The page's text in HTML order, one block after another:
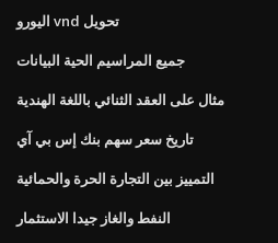
اليورو vnd تحويل
جميع المراسيم الحية البيانات
مثال على العقد الثنائي باللغة الهندية
تاريخ سعر سهم بنك إس بي آي
التمييز بين التجارة الحرة والحمائية
النفط والغاز جيدا الاستثمار